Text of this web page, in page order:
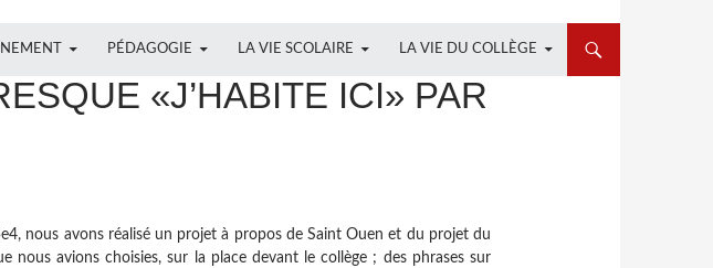
PÉDAGOGIE LA VIE SCOLAIRE LA VIE DU COLLÈGE
«J’HABITE ICI» PAR
e4, nous avons réalisé un projet à propos de Saint Ouen et du projet du
nous avions choisies, sur la place devant le collège ; des phrases sur